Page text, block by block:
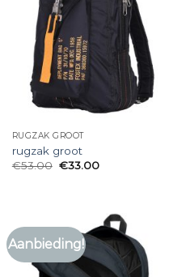
RUGZAK GROOT
rugzak groot
€53.00 €33.00
Aanbieding!